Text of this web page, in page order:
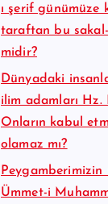
ı şerif günümüze
taraftan bu
midir?
Dünyadaki
ilim adamları Hz.
Onların kabul
olamaz mı?
Peygamberimizin
Ümmet-i